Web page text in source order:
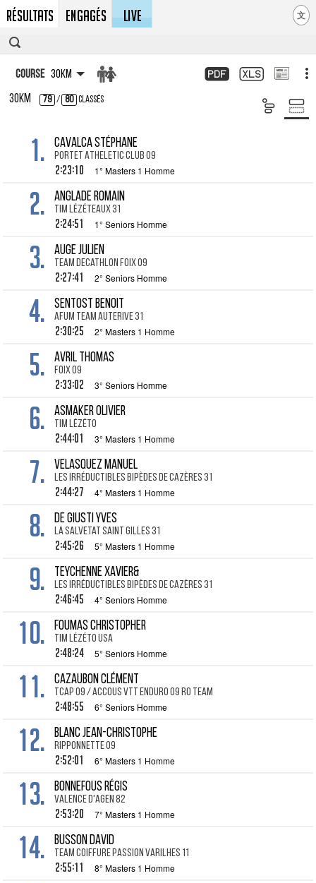
Résultats Engagés LIVE 文
Course 30km
30km 79 / 80 Classés
1. CAVALCA Stéphane
Portet Atheletic Club 09
2:23:10 1° Masters 1 Homme
2. ANGLADE Romain
Tim Lézéteaux 31
2:24:51 1° Seniors Homme
3. AUGE Julien
Team Decathlon Foix 09
2:27:41 2° Seniors Homme
4. SENTOST Benoit
Afum Team Auterive 31
2:30:25 2° Masters 1 Homme
5. AVRIL Thomas
Foix 09
2:33:02 3° Seniors Homme
6. ASMAKER Olivier
Tim Lézéto
2:44:01 3° Masters 1 Homme
7. VELASQUEZ Manuel
les irréductibles Bipèdes de Cazères 31
2:44:27 4° Masters 1 Homme
8. DE GIUSTI Yves
La Salvetat Saint Gilles 31
2:45:26 5° Masters 1 Homme
9. TEYCHENNE Xavier&
Les Irréductibles Bipèdes de Cazères 31
2:46:45 4° Seniors Homme
10. FOUMAS Christopher
Tim Lézéto USA
2:48:24 5° Seniors Homme
11. CAZAUBON Clément
TCAP 09 / Accous vtt enduro 09 ro team
2:48:55 6° Seniors Homme
12. BLANC Jean-Christophe
Ripponnette 09
2:52:01 6° Masters 1 Homme
13. BONNEFOUS Régis
Valence d'Agen 82
2:53:20 7° Masters 1 Homme
14. BUSSON David
Team Coiffure Passion Varilhes 11
2:55:11 8° Masters 1 Homme